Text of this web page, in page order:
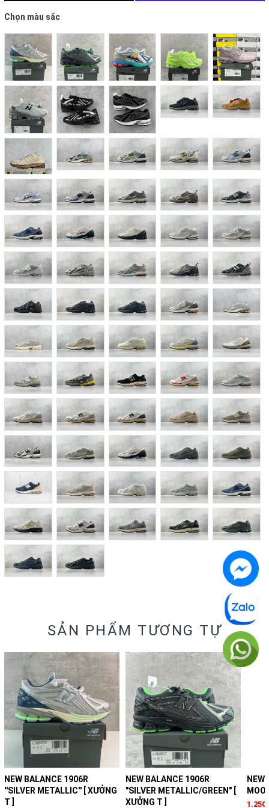
Chọn màu sắc
SẢN PHẨM TƯƠNG TỰ
NEW BALANCE 1906R
''SILVER METALLIC'' [ XƯỞNG
T ]
NEW BALANCE 1906R
"SILVER METALLIC/GREEN" [
XƯỞNG T ]
NEW